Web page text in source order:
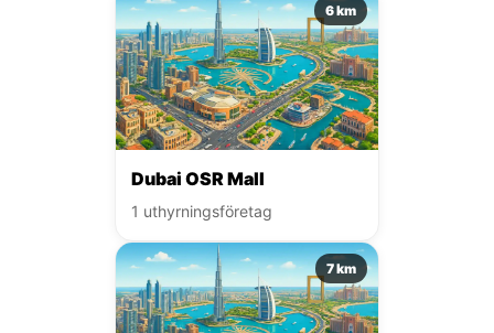
6 km
Dubai OSR Mall
1 uthyrningsföretag
7 km